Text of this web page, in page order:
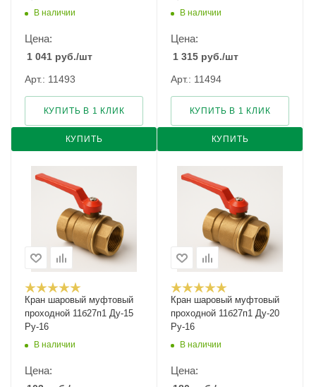
В наличии
Цена:
1 041 руб./шт
Арт.: 11493
КУПИТЬ
КУПИТЬ В 1 КЛИК
В наличии
Цена:
1 315 руб./шт
Арт.: 11494
КУПИТЬ
КУПИТЬ В 1 КЛИК
Кран шаровый муфтовый
проходной 11б27п1 Ду-15
Ру-16
В наличии
Цена:
Кран шаровый муфтовый
проходной 11б27п1 Ду-20
Ру-16
В наличии
Цена: